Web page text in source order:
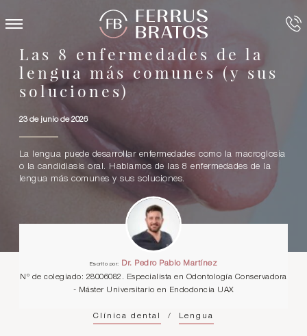
Las 8 enfermedades de la
lengua más comunes (y sus
soluciones)
23 de junio de 2026
La lengua puede desarrollar enfermedades como la macroglosia
o la candidiasis oral. Hablamos de las 8 enfermedades de la
lengua más comunes y sus soluciones.
Escrito por:
Dr. Pedro Pablo Martínez
Nº de colegiado: 28006082. Especialista en Odontología Conservadora
- Máster Universitario en Endodoncia UAX
Clínica dental / Lengua